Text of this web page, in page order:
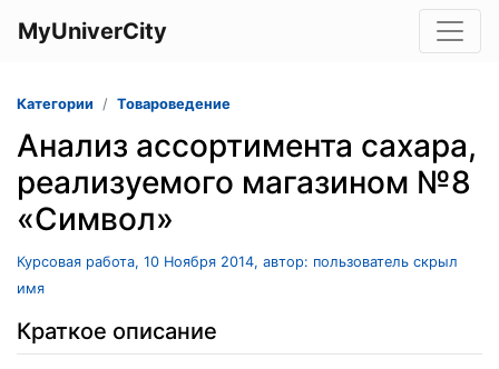
MyUniverCity
Категории Товароведение
Анализ ассортимента сахара,
реализуемого магазином №8
«Символ»
Курсовая работа, 10 Ноября 2014, автор: пользователь скрыл
имя
Краткое описание